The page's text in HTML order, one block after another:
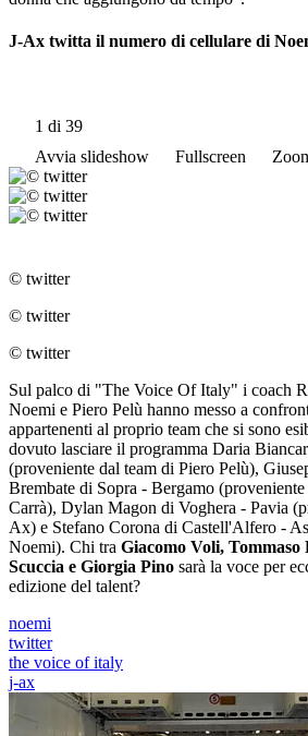
J-Ax twitta il numero di cellulare di
1 di 39
Avvia slideshow
Fullscreen
© twitter
© twitter
© twitter
Sul palco di "The Voice Of Italy" i coach
Noemi e Piero Pelù hanno messo a
appartenenti al proprio team che si sono
dovuto lasciare il programma Daria
(proveniente dal team di Piero Pelù),
Brembate di Sopra - Bergamo
Carrà), Dylan Magon di Voghera - Pavia
Ax) e Stefano Corona di Castell'Alfero -
Noemi). Chi tra Giacomo Voli,
Scuccia e Giorgia Pino sarà la voce per
edizione del talent?
noemi
twitter
the voice of italy
j-ax